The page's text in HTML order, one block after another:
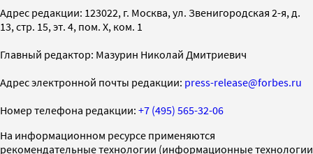
Адрес редакции: 123022, г. Москва, ул. Звенигородская 2-я, д.
13, стр. 15, эт. 4, пом. X, ком. 1
Главный редактор: Мазурин Николай Дмитриевич
Адрес электронной почты редакции: press-release@forbes.ru
Номер телефона редакции: +7 (495) 565-32-06
На информационном ресурсе применяются
рекомендательные технологии (информационные технологии